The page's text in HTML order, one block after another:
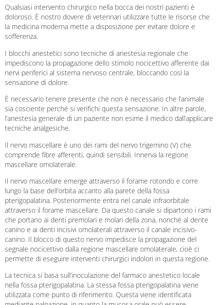
Qualsiasi intervento chirurgico nella bocca dei nostri pazienti è
doloroso. È nostro dovere di veterinari utilizzare tutte le risorse che
la medicina moderna mette a disposizione per evitare dolore e
sofferenza.
I blocchi anestetici sono tecniche di anestesia regionale che
impediscono la propagazione dello stimolo nocicettivo afferente dai
nervi periferici al sistema nervoso centrale, bloccando così la
sensazione di dolore.
È necessario tenere presente che non è necessario che l’animale
sia cosciente perché si verifichi questa sensazione. In altre parole,
l’anestesia generale di un paziente non esime il medico dall’applicare
tecniche analgesiche.
Il nervo mascellare è uno dei rami del nervo trigemino (V) che
comprende fibre afferenti, quindi sensibili. Innerva la regione
mascellare omolaterale.
Il nervo mascellare emerge attraverso il forame rotondo e corre
lungo la base dell’orbita accanto alla parete della fossa
pterigopalatina. Posteriormente entra nel canale infraorbitale
attraverso il forame mascellare. Da questo canale si dipartono i rami
che portano ai denti premolari e molari della zona, nonché al dente
canino e ai denti incisivi omolaterali attraverso il canale incisivo-
canino. Il blocco di questo nervo impedisce la propagazione del
segnale nocicettivo dalla regione mascellare omolaterale, cioè ci
permette di eseguire interventi chirurgici indolori in questa regione.
La tecnica si basa sull’inoculazione del farmaco anestetico locale
nella fossa pterigopalatina. La stessa fossa pterigopalatina viene
utilizzata come punto di riferimento. Questa viene identificata